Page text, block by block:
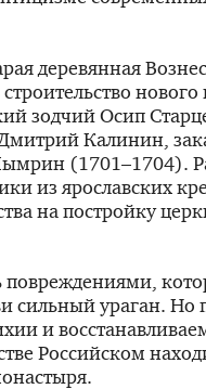
деревянная
зодчий Осип
Калинин,
(1701–1704).
из ярославских
на постройку
повреждениями,
сильный ураган. Но
и
Российском